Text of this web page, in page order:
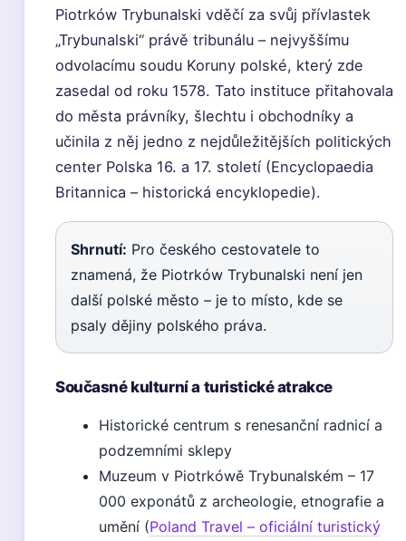
Piotrków Trybunalski vděčí za svůj přívlastek
„Trybunalski“ právě tribunálu – nejvyššímu
odvolacímu soudu Koruny polské, který zde
zasedal od roku 1578. Tato instituce přitahovala
do města právníky, šlechtu i obchodníky a
učinila z něj jedno z nejdůležitějších politických
center Polska 16. a 17. století (Encyclopaedia
Britannica – historická encyklopedie).
Shrnutí: Pro českého cestovatele to
znamená, že Piotrków Trybunalski není jen
další polské město – je to místo, kde se
psaly dějiny polského práva.
Současné kulturní a turistické atrakce
Historické centrum s renesanční radnicí a
podzemními sklepy
Muzeum v Piotrkówě Trybunalském – 17
000 exponátů z archeologie, etnografie a
umění (Poland Travel – oficiální turistický